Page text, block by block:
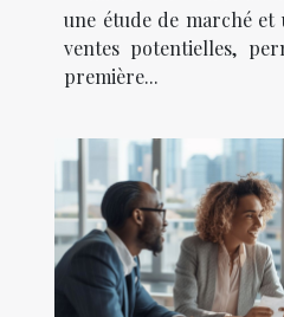
une étude de marché et
ventes potentielles,
première...